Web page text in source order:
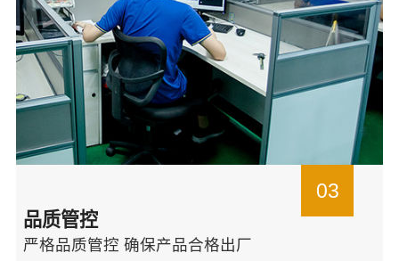
03
品质管控
严格品质管控 确保产品合格出厂